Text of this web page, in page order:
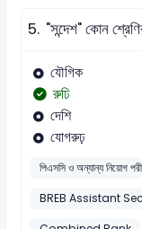
5. "সন্দেশ" কোন
যৌগিক
রুঢি
দেশি
যোগরুঢ়
পিএসসি ও অন্যান্য নিয়োগ
BREB Assistant